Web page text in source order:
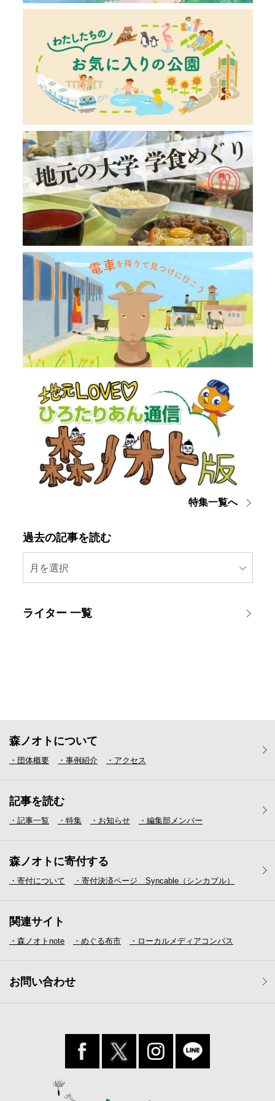
特集一覧へ
過去の記事を読む
月を選択
ライター 一覧
森ノオトについて
・団体概要 ・事例紹介 ・アクセス
記事を読む
・記事一覧 ・特集 ・お知らせ ・編集部メンバー
森ノオトに寄付する
・寄付について ・寄付決済ページ Syncable（シンカブル）
関連サイト
・森ノオトnote ・めぐる布市 ・ローカルメディア コンパス
お問い合わせ